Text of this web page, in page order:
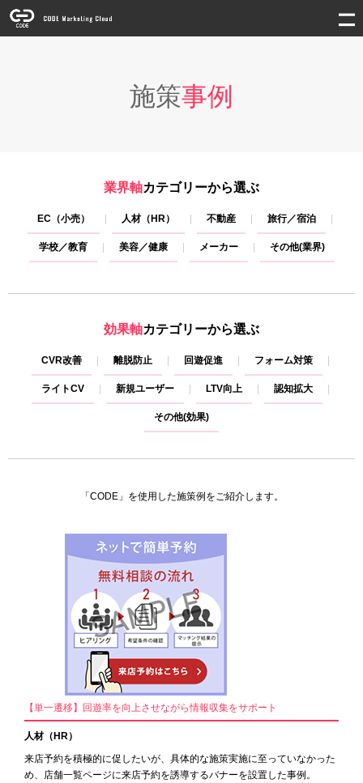
施策事例
業界軸カテゴリーから選ぶ
EC（小売） 人材（HR） 不動産 旅行／宿泊
学校／教育 美容／健康 メーカー その他(業界)
効果軸カテゴリーから選ぶ
CVR改善 離脱防止 回遊促進 フォーム対策
ライトCV 新規ユーザー LTV向上 認知拡大
その他(効果)
「CODE」を使用した施策例をご紹介します。
【単一遷移】回遊率を向上させながら情報収集をサポート
人材（HR）
来店予約を積極的に促したいが、具体的な施策実施に至っていなかった
め、店舗一覧ページに来店予約を誘導するバナーを設置した事例。